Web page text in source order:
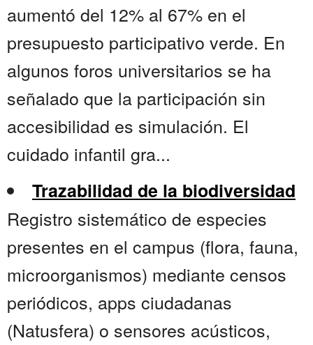
aumentó del 12% al 67% en el
presupuesto participativo verde. En
algunos foros universitarios se ha
señalado que la participación sin
accesibilidad es simulación. El
cuidado infantil gra...
Trazabilidad de la biodiversidad
Registro sistemático de especies
presentes en el campus (flora, fauna,
microorganismos) mediante censos
periódicos, apps ciudadanas
(Natusfera) o sensores acústicos,